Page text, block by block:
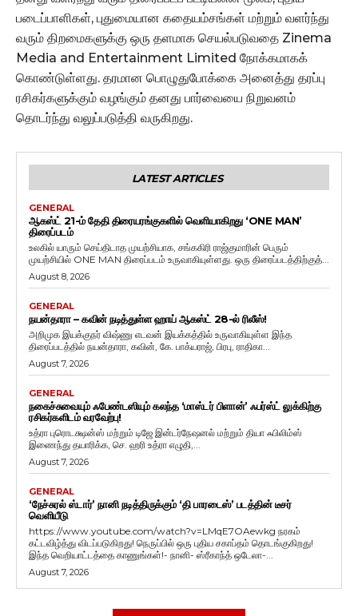
படைப்பாளிகள், புதுமையான கதையம்சங்கள் மற்றும் வளர்ந்து
வரும் திறமைகளுக்கு ஒரு தளமாக செயல்படுவதை Zinema
Media and Entertainment Limited நோக்கமாகக்
கொண்டுள்ளது. தரமான பொழுதுபோக்கை அனைத்து தரப்பு
ரசிகர்களுக்கும் வழங்கும் தனது பார்வையை நிறுவனம்
தொடர்ந்து வலுப்படுத்தி வருகிறது.
LATEST ARTICLES
GENERAL
ஆகஸ்ட் 21-ம் தேதி திரையரங்குகளில் வெளியாகிறது ‘ONE MAN’
திரைப்படம்
உலகில் யாரும் செய்திடாத முயற்சியாக, சங்ககிரி ராஜ்குமாரின் பெரும்
முயற்சியில் ONE MAN திரைப்படம் உருவாகியுள்ளது. ஒரு திரைப்படத்திற்குத்...
August 8, 2026
GENERAL
நயன்தாரா – கவின் நடித்துள்ள ஹாய் ஆகஸ்ட் 28-ல் ரிலீஸ்!
அறிமுக இயக்குநர் விஷ்ணு எடவன் இயக்கத்தில் உருவாகியுள்ள இந்த
திரைப்படத்தில் நயன்தாரா, கவின், கே. பாக்யராஜ், பிரபு, ராதிகா...
August 7, 2026
GENERAL
நகைச்சுவையும் ஃபேண்டஸியும் கலந்த ‘மாஸ்டர் பிளான்’ ஃபர்ஸ்ட் லுக்கிற்கு
ரசிகர்களிடம் வரவேற்பு!
உத்ரா புரொடக்ஷன்ஸ் மற்றும் டிஜே இன்டர்நேஷனல் மற்றும் தியா ஃபிலிம்ஸ்
இணைந்து தயாரிக்க, செ. ஹரி உத்ரா எழுதி,...
August 7, 2026
GENERAL
‘நேச்சுரல் ஸ்டார்’ நானி நடித்திருக்கும் ‘தி பாரடைஸ்’ படத்தின் டீசர்
வெளியீடு
https://www.youtube.com/watch?v=LMqE7OAewkg நரகம்
கட்டவிழ்த்து விடப்படுகிறது! நெருப்பில் ஒரு புதிய சகாப்தம் தொடங்குகிறது!
இந்த வெறியாட்டத்தை காணுங்கள்!- நானி- ஸ்ரீகாந்த் ஒடேலா-...
August 7, 2026